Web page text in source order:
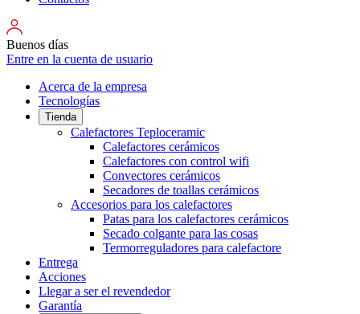
Buenos días
Entre en la cuenta de usuario
Acerca de la empresa
Tecnologías
Tienda
Calefactores Teploceramic
Calefactores cerámicos
Calefactores con control wifi
Convectores cerámicos
Secadores de toallas cerámicos
Accesorios para los calefactores
Patas para los calefactores cerámicos
Secado colgante para las cosas
Termorreguladores para calefactore
Entrega
Acciones
Llegar a ser el revendedor
Garantía